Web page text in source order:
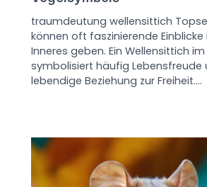
traumdeutung wellensittich
können oft faszinierende Einblicke
Inneres geben. Ein Wellensittich
symbolisiert häufig Lebensfreude
lebendige Beziehung zur Freiheit.…